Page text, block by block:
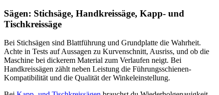
Sägen: Stichsäge, Handkreissäge, Kapp- und
Tischkreissäge
Bei Stichsägen sind Blattführung und Grundplatte die Wahrheit.
Achte in Tests auf Aussagen zu Kurvenschnitt, Ausriss, und ob die
Maschine bei dickerem Material zum Verlaufen neigt. Bei
Handkreissägen zählt neben Leistung die Führungsschienen-
Kompatibilität und die Qualität der Winkeleinstellung.